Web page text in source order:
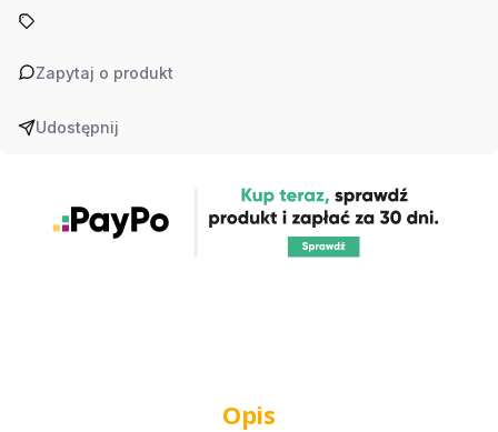
Zapytaj o produkt
Udostępnij
Opis